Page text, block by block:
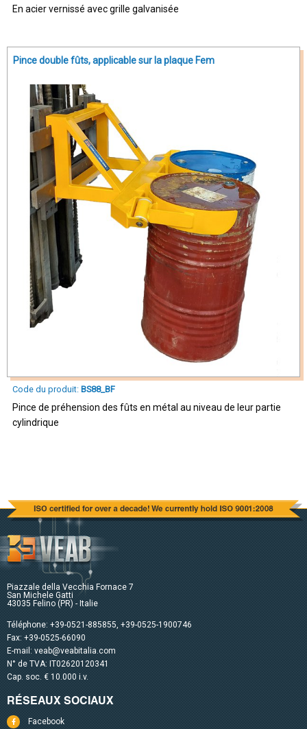
En acier vernissé avec grille galvanisée
Pince double fûts, applicable sur la plaque Fem
Code du produit: BS88_BF
Pince de préhension des fûts en métal au niveau de leur partie
cylindrique
Piazzale della Vecchia Fornace 7
San Michele Gatti
43035 Felino (PR) - Italie
Téléphone: +39-0521-885855, +39-0525-1900746
Fax: +39-0525-66090
E-mail: veab@veabitalia.com
N° de TVA: IT02620120341
Cap. soc. € 10.000 i.v.
RÉSEAUX SOCIAUX
Facebook